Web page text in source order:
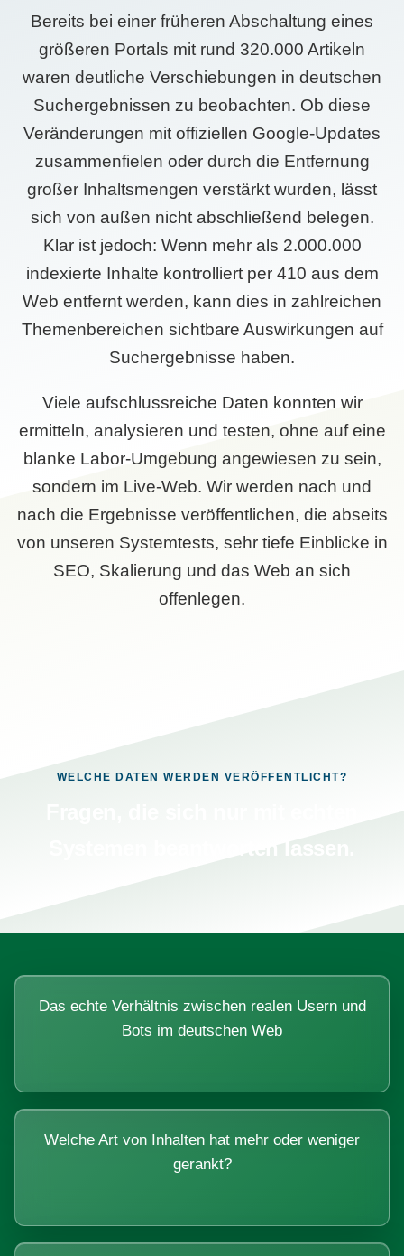
Bereits bei einer früheren Abschaltung eines
größeren Portals mit rund 320.000 Artikeln
waren deutliche Verschiebungen in deutschen
Suchergebnissen zu beobachten. Ob diese
Veränderungen mit offiziellen Google-Updates
zusammenfielen oder durch die Entfernung
großer Inhaltsmengen verstärkt wurden, lässt
sich von außen nicht abschließend belegen.
Klar ist jedoch: Wenn mehr als 2.000.000
indexierte Inhalte kontrolliert per 410 aus dem
Web entfernt werden, kann dies in zahlreichen
Themenbereichen sichtbare Auswirkungen auf
Suchergebnisse haben.
Viele aufschlussreiche Daten konnten wir
ermitteln, analysieren und testen, ohne auf eine
blanke Labor-Umgebung angewiesen zu sein,
sondern im Live-Web. Wir werden nach und
nach die Ergebnisse veröffentlichen, die abseits
von unseren Systemtests, sehr tiefe Einblicke in
SEO, Skalierung und das Web an sich
offenlegen.
WELCHE DATEN WERDEN VERÖFFENTLICHT?
Das echte Verhältnis zwischen realen Usern und
Bots im deutschen Web
Welche Art von Inhalten hat mehr oder weniger
gerankt?